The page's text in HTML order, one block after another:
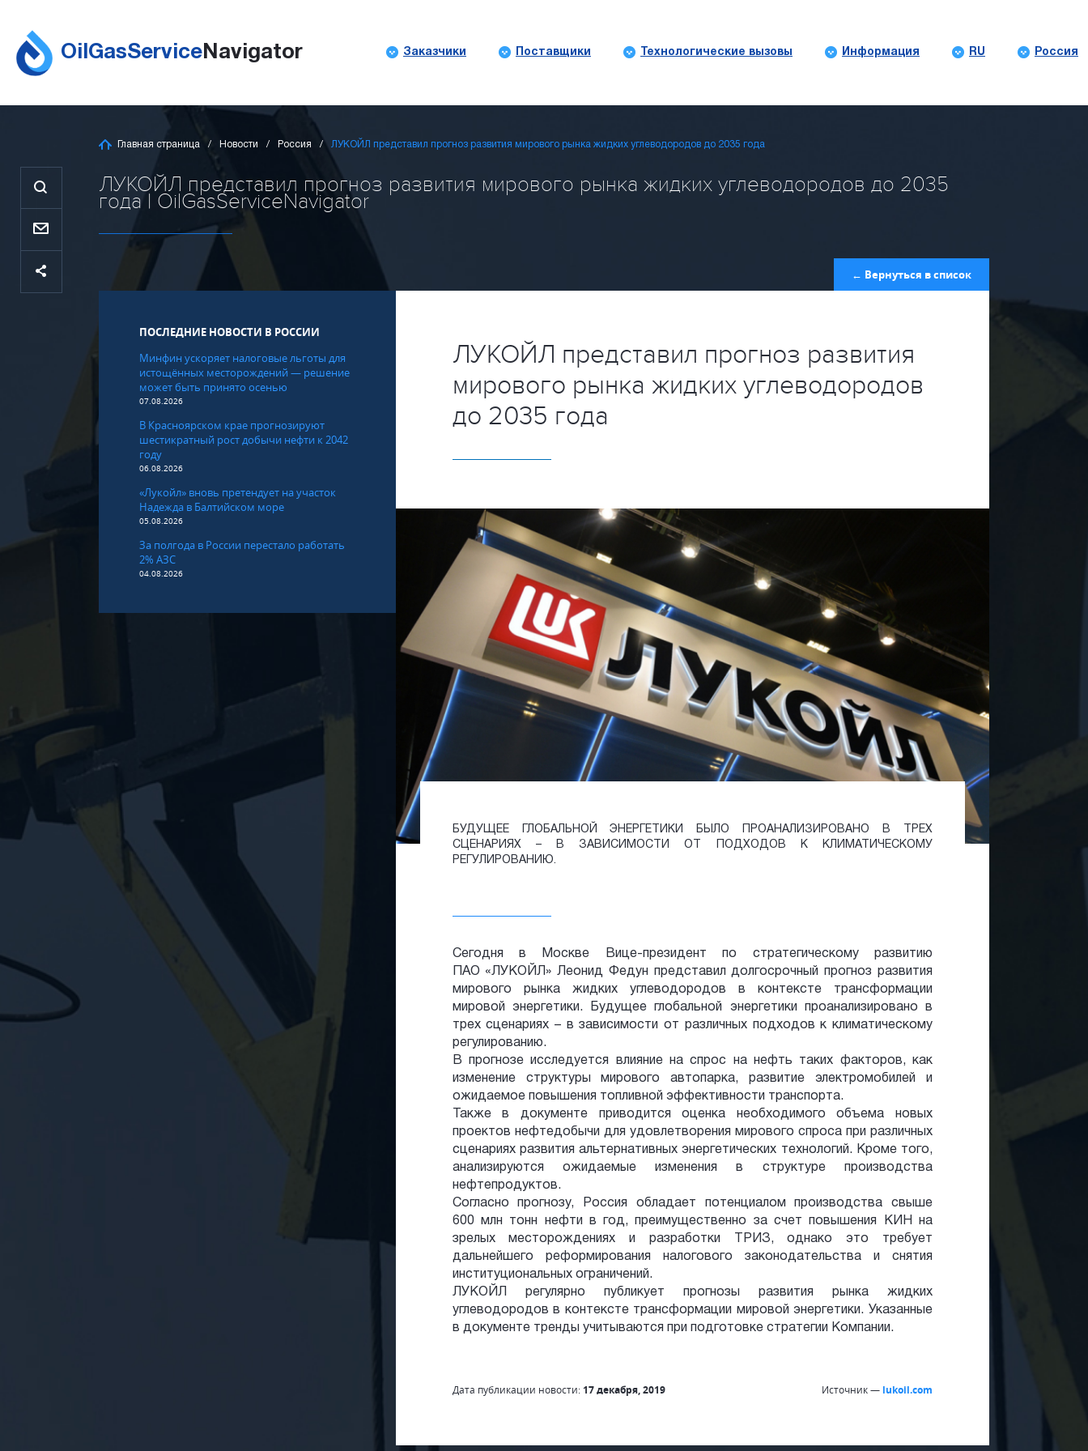
OilGasService Navigator Заказчики Поставщики Технологические вызовы Информация RU Россия
Главная страница Новости Россия ЛУКОЙЛ представил прогноз развития мирового рынка жидких углеводородов до 2035 года
ЛУКОЙЛ представил прогноз развития мирового рынка жидких углеводородов до 2035
года | OilGasServiceNavigator
← Вернуться в список
ПОСЛЕДНИЕ НОВОСТИ В РОССИИ
Минфин ускоряет налоговые льготы для
истощённых месторождений — решение
может быть принято осенью
07.08.2026
В Красноярском крае прогнозируют
шестикратный рост добычи нефти к 2042
году
06.08.2026
«Лукойл» вновь претендует на участок
Надежда в Балтийском море
05.08.2026
За полгода в России перестало работать
2% АЗС
04.08.2026
ЛУКОЙЛ представил прогноз развития
мирового рынка жидких углеводородов
до 2035 года
БУДУЩЕЕ ГЛОБАЛЬНОЙ ЭНЕРГЕТИКИ БЫЛО ПРОАНАЛИЗИРОВАНО В ТРЕХ
СЦЕНАРИЯХ – В ЗАВИСИМОСТИ ОТ ПОДХОДОВ К КЛИМАТИЧЕСКОМУ
РЕГУЛИРОВАНИЮ.
Сегодня в Москве Вице-президент по стратегическому развитию
ПАО «ЛУКОЙЛ» Леонид Федун представил долгосрочный прогноз развития
мирового рынка жидких углеводородов в контексте трансформации
мировой энергетики. Будущее глобальной энергетики проанализировано в
трех сценариях – в зависимости от различных подходов к климатическому
регулированию.
В прогнозе исследуется влияние на спрос на нефть таких факторов, как
изменение структуры мирового автопарка, развитие электромобилей и
ожидаемое повышения топливной эффективности транспорта.
Также в документе приводится оценка необходимого объема новых
проектов нефтедобычи для удовлетворения мирового спроса при различных
сценариях развития альтернативных энергетических технологий. Кроме того,
анализируются ожидаемые изменения в структуре производства
нефтепродуктов.
Согласно прогнозу, Россия обладает потенциалом производства свыше
600 млн тонн нефти в год, преимущественно за счет повышения КИН на
зрелых месторождениях и разработки ТРИЗ, однако это требует
дальнейшего реформирования налогового законодательства и снятия
институциональных ограничений.​
ЛУКОЙЛ регулярно публикует прогнозы развития рынка жидких
углеводородов в контексте трансформации мировой энергетики. Указанные
в документе тренды учитываются при подготовке стратегии Компании.
Дата публикации новости: 17 декабря, 2019 Источник — lukoil.com